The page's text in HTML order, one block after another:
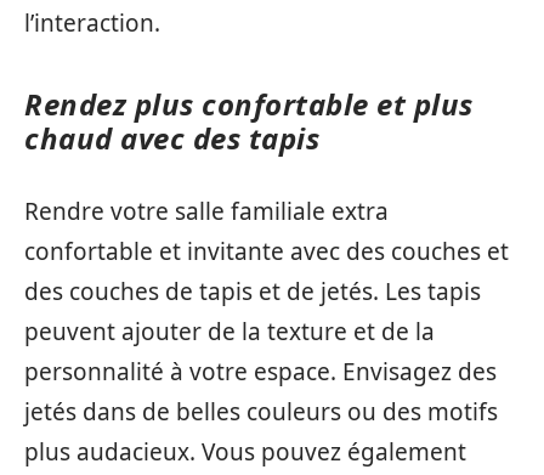
l’interaction.
Rendez plus confortable et plus
chaud avec des tapis
Rendre votre salle familiale extra
confortable et invitante avec des couches et
des couches de tapis et de jetés. Les tapis
peuvent ajouter de la texture et de la
personnalité à votre espace. Envisagez des
jetés dans de belles couleurs ou des motifs
plus audacieux. Vous pouvez également